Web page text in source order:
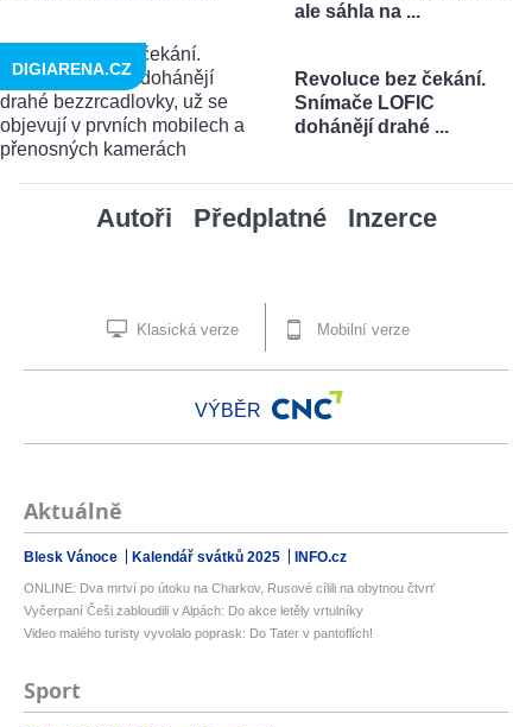
ale sáhla na ...
Revoluce bez čekání.
Snímače LOFIC
dohánějí drahé ...
DIGIARENA.CZ
Autoři Předplatné Inzerce
Klasická verze Mobilní verze
VÝBĚR
Aktuálně
Blesk Vánoce Kalendář svátků 2025 INFO.cz
ONLINE: Dva mrtví po útoku na Charkov, Rusové cílili na obytnou čtvrť
Vyčerpaní Češi zabloudili v Alpách: Do akce letěly vrtulníky
Video malého turisty vyvolalo poprask: Do Tater v pantoflích!
Sport